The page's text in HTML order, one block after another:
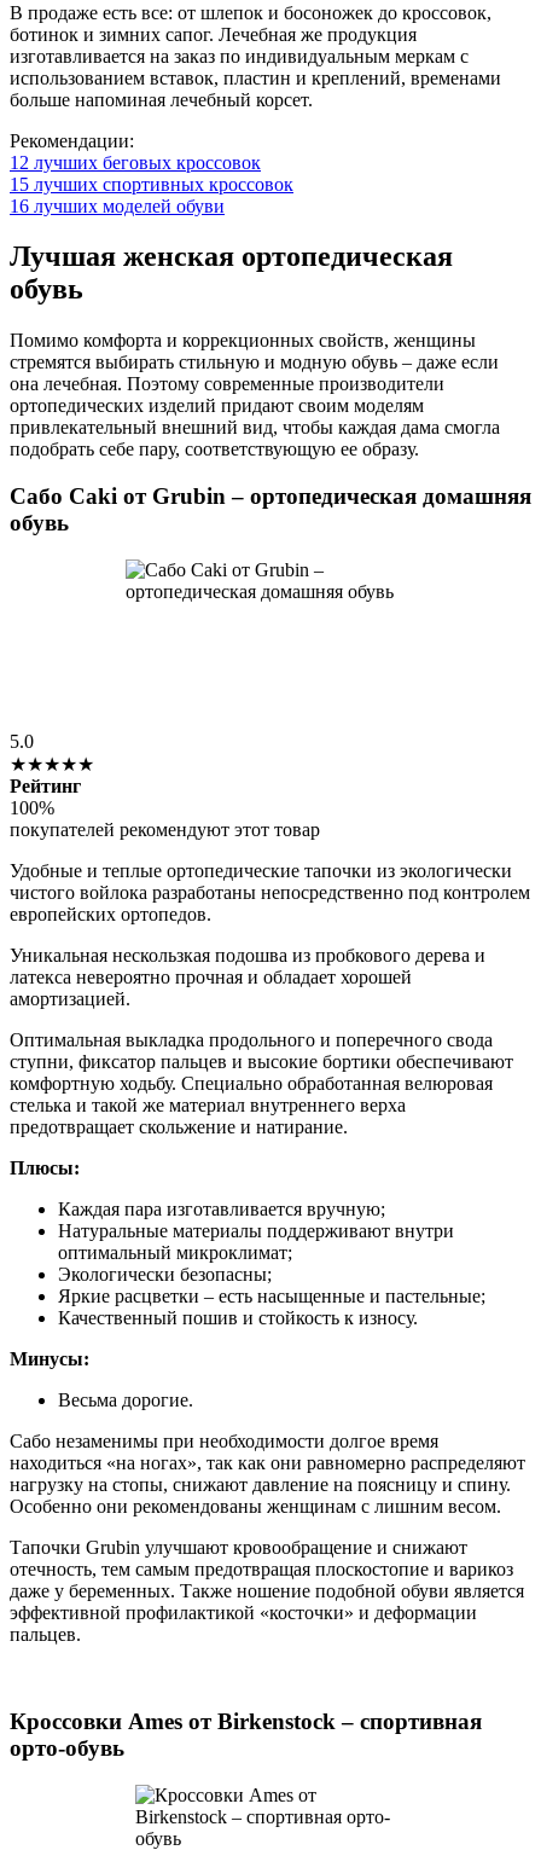
В продаже есть все: от шлепок и босоножек до кроссовок,
ботинок и зимних сапог. Лечебная же продукция
изготавливается на заказ по индивидуальным меркам с
использованием вставок, пластин и креплений, временами
больше напоминая лечебный корсет.
Рекомендации:
12 лучших беговых кроссовок
15 лучших спортивных кроссовок
16 лучших моделей обуви
Лучшая женская ортопедическая
обувь
Помимо комфорта и коррекционных свойств, женщины
стремятся выбирать стильную и модную обувь – даже если
она лечебная. Поэтому современные производители
ортопедических изделий придают своим моделям
привлекательный внешний вид, чтобы каждая дама смогла
подобрать себе пару, соответствующую ее образу.
Сабо Caki от Grubin – ортопедическая домашняя
обувь
5.0
★★★★★
Рейтинг
100%
покупателей рекомендуют этот товар
Удобные и теплые ортопедические тапочки из экологически
чистого войлока разработаны непосредственно под контролем
европейских ортопедов.
Уникальная нескользкая подошва из пробкового дерева и
латекса невероятно прочная и обладает хорошей
амортизацией.
Оптимальная выкладка продольного и поперечного свода
ступни, фиксатор пальцев и высокие бортики обеспечивают
комфортную ходьбу. Специально обработанная велюровая
стелька и такой же материал внутреннего верха
предотвращает скольжение и натирание.
Плюсы:
Каждая пара изготавливается вручную;
Натуральные материалы поддерживают внутри
оптимальный микроклимат;
Экологически безопасны;
Яркие расцветки – есть насыщенные и пастельные;
Качественный пошив и стойкость к износу.
Минусы:
Весьма дорогие.
Сабо незаменимы при необходимости долгое время
находиться «на ногах», так как они равномерно распределяют
нагрузку на стопы, снижают давление на поясницу и спину.
Особенно они рекомендованы женщинам с лишним весом.
Тапочки Grubin улучшают кровообращение и снижают
отечность, тем самым предотвращая плоскостопие и варикоз
даже у беременных. Также ношение подобной обуви является
эффективной профилактикой «косточки» и деформации
пальцев.
Кроссовки Ames от Birkenstock – спортивная
орто-обувь